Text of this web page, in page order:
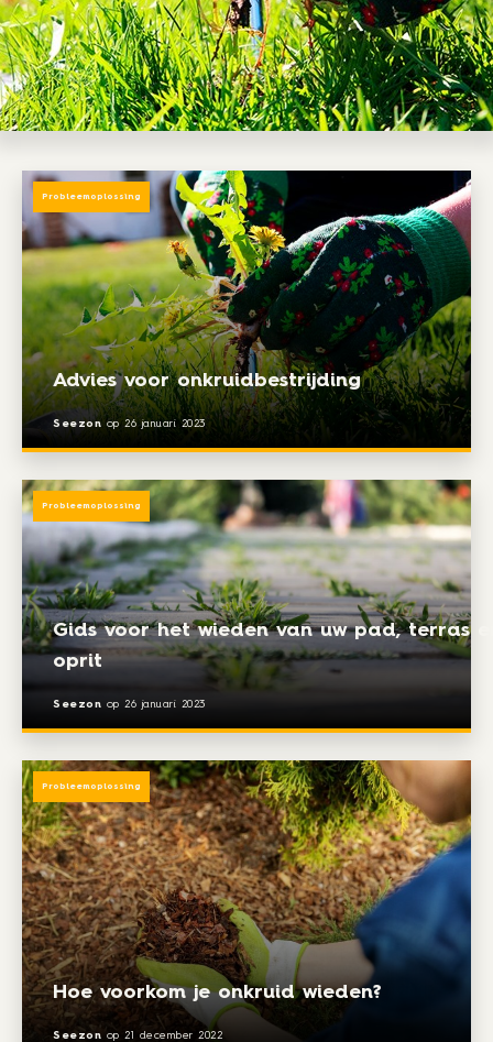
Advies voor onkruidbestrijding
Seezon op 26 januari 2023
Probleemoplossing
Gids voor het wieden van uw pad, terras
oprit
Seezon op 26 januari 2023
Probleemoplossing
Hoe voorkom je onkruid wieden?
Seezon op 21 december 2022
Probleemoplossing